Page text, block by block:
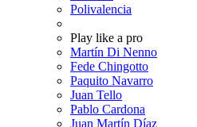
Polivalencia
Play like a pro
Martín Di Nenno
Fede Chingotto
Paquito Navarro
Juan Tello
Pablo Cardona
Juan Martín Díaz